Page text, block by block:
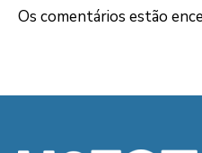
Os comentários estão